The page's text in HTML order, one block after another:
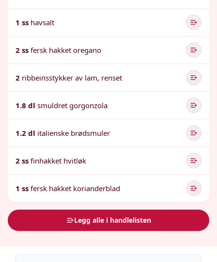
1 ss havsalt
2 ss fersk hakket oregano
2 ribbeinsstykker av lam, renset
1.8 dl smuldret gorgonzola
1.2 dl italienske brødsmuler
2 ss finhakket hvitløk
1 ss fersk hakket korianderblad
Legg alle i handlelisten